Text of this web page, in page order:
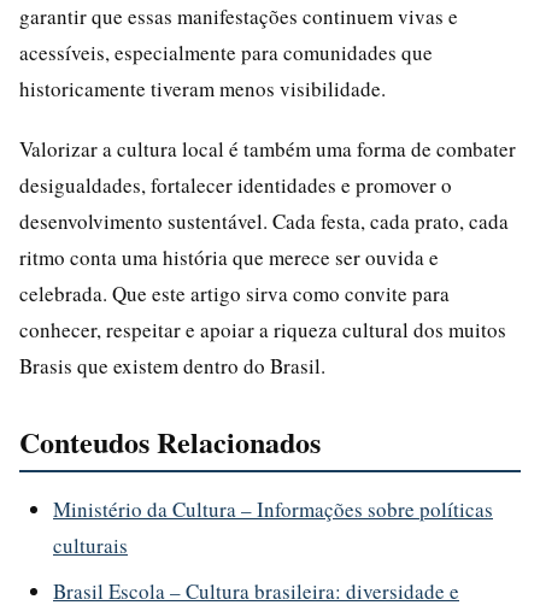
garantir que essas manifestações continuem vivas e
acessíveis, especialmente para comunidades que
historicamente tiveram menos visibilidade.
Valorizar a cultura local é também uma forma de combater
desigualdades, fortalecer identidades e promover o
desenvolvimento sustentável. Cada festa, cada prato, cada
ritmo conta uma história que merece ser ouvida e
celebrada. Que este artigo sirva como convite para
conhecer, respeitar e apoiar a riqueza cultural dos muitos
Brasis que existem dentro do Brasil.
Conteudos Relacionados
Ministério da Cultura – Informações sobre políticas
culturais
Brasil Escola – Cultura brasileira: diversidade e